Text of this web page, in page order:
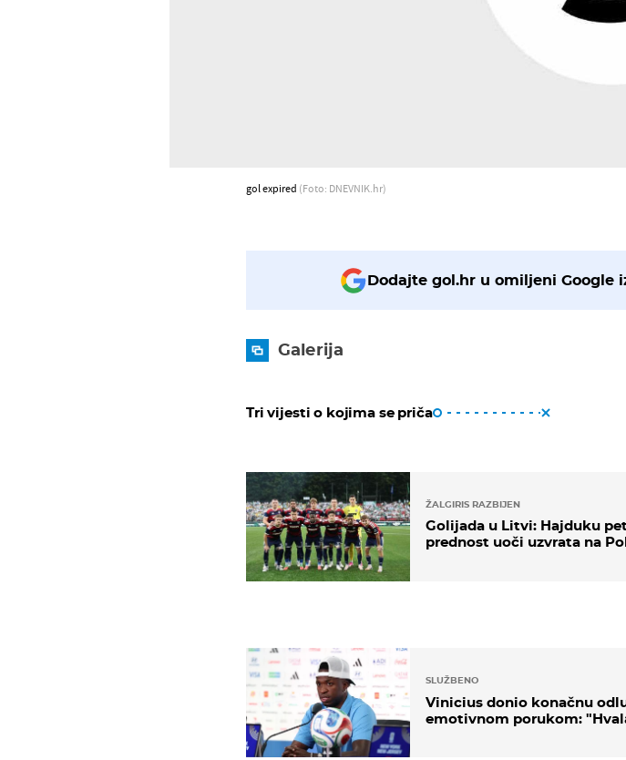
gol expired (Foto: DNEVNIK.hr)
Dodajte gol.hr u omiljeni Google
Galerija
Tri vijesti o kojima se priča
ŽALGIRIS RAZBIJEN
Golijada u Litvi: Hajduku
prednost uoči uzvrata na
SLUŽBENO
Vinicius donio konačnu
emotivnom porukom: